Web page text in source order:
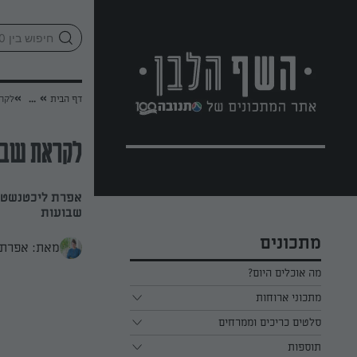
מתכונים
מה אוכלים היום?
מתכוני ארוחות
ארוחת בוקר
ארוחת צהריים
סלטים כריכים וממרחים
כל הסלטים כריכים וממרחים
תוספות
דף הבית »
...
»
לקראת
אפרת
שבועות
מאת: